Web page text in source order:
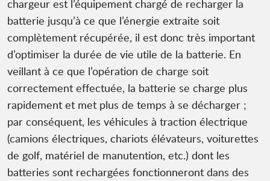
chargeur est l’équipement chargé de recharger la
batterie jusqu’à ce que l’énergie extraite soit
complètement récupérée, il est donc très important
d’optimiser la durée de vie utile de la batterie. En
veillant à ce que l’opération de charge soit
correctement effectuée, la batterie se charge plus
rapidement et met plus de temps à se décharger ;
par conséquent, les véhicules à traction électrique
(camions électriques, chariots élévateurs, voiturettes
de golf, matériel de manutention, etc.) dont les
batteries sont rechargées fonctionneront dans des